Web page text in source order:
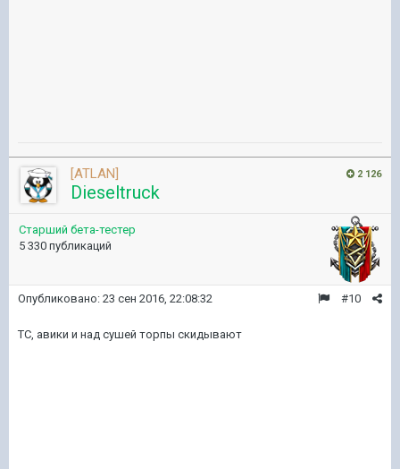
2 126
[ATLAN]
Dieseltruck
Старший бета-тестер
5 330 публикаций
#10
Опубликовано: 23 сен 2016, 22:08:32
ТС, авики и над сушей торпы скидывают